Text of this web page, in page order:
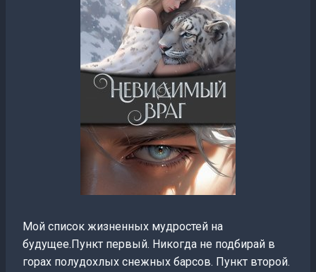
Мой список жизненных мудростей на
будущее.Пункт первый. Никогда не подбирай в
горах полудохлых снежных барсов. Пункт второй.